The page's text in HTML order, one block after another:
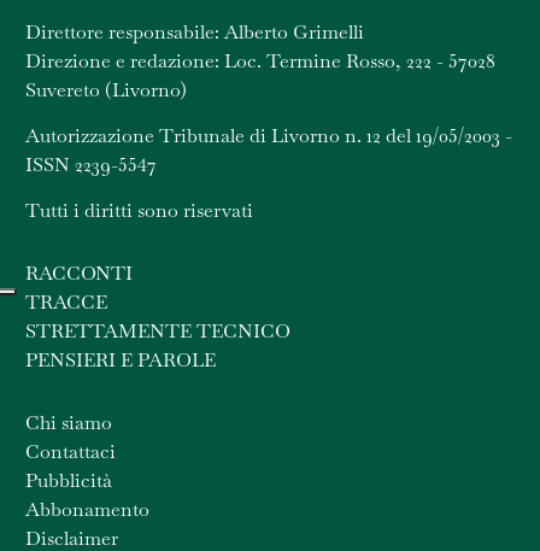
Direttore responsabile: Alberto Grimelli
Direzione e redazione: Loc. Termine Rosso, 222 - 57028
Suvereto (Livorno)
Autorizzazione Tribunale di Livorno n. 12 del 19/05/2003 -
ISSN 2239-5547
Tutti i diritti sono riservati
RACCONTI
TRACCE
STRETTAMENTE TECNICO
PENSIERI E PAROLE
Chi siamo
Contattaci
Pubblicità
Abbonamento
Disclaimer